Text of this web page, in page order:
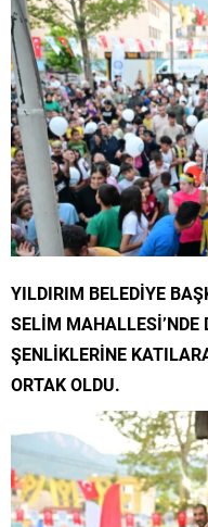
YILDIRIM BELEDİYE
SELİM MAHALLESİ’NDE
ŞENLİKLERİNE
ORTAK OLDU.